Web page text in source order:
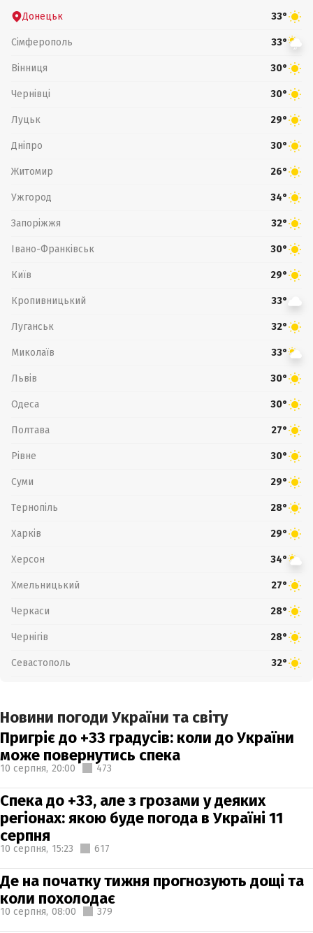
Донецьк 33°
Сімферополь 33°
Вінниця 30°
Чернівці 30°
Луцьк 29°
Дніпро 30°
Житомир 26°
Ужгород 34°
Запоріжжя 32°
Івано-Франківськ 30°
Київ 29°
Кропивницький 33°
Луганськ 32°
Миколаїв 33°
Львів 30°
Одеса 30°
Полтава 27°
Рівне 30°
Суми 29°
Тернопіль 28°
Харків 29°
Херсон 34°
Хмельницький 27°
Черкаси 28°
Чернігів 28°
Севастополь 32°
Новини погоди України та світу
Пригріє до +33 градусів: коли до України
може повернутись спека
10 серпня, 20:00 473
Спека до +33, але з грозами у деяких
регіонах: якою буде погода в Україні 11
серпня
10 серпня, 15:23 617
Де на початку тижня прогнозують дощі та
коли похолодає
10 серпня, 08:00 379